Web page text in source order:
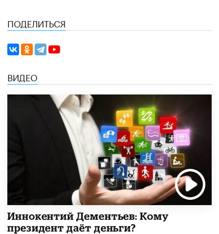
ПОДЕЛИТЬСЯ
ВИДЕО
Иннокентий Дементьев: Кому
президент даёт деньги?